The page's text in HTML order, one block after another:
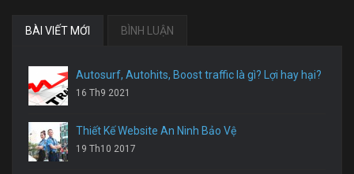
BÀI VIẾT MỚI BÌNH LUẬN
Autosurf, Autohits, Boost traffic là gì? Lợi hay hại?
16 Th9 2021
Thiết Kế Website An Ninh Bảo Vệ
19 Th10 2017